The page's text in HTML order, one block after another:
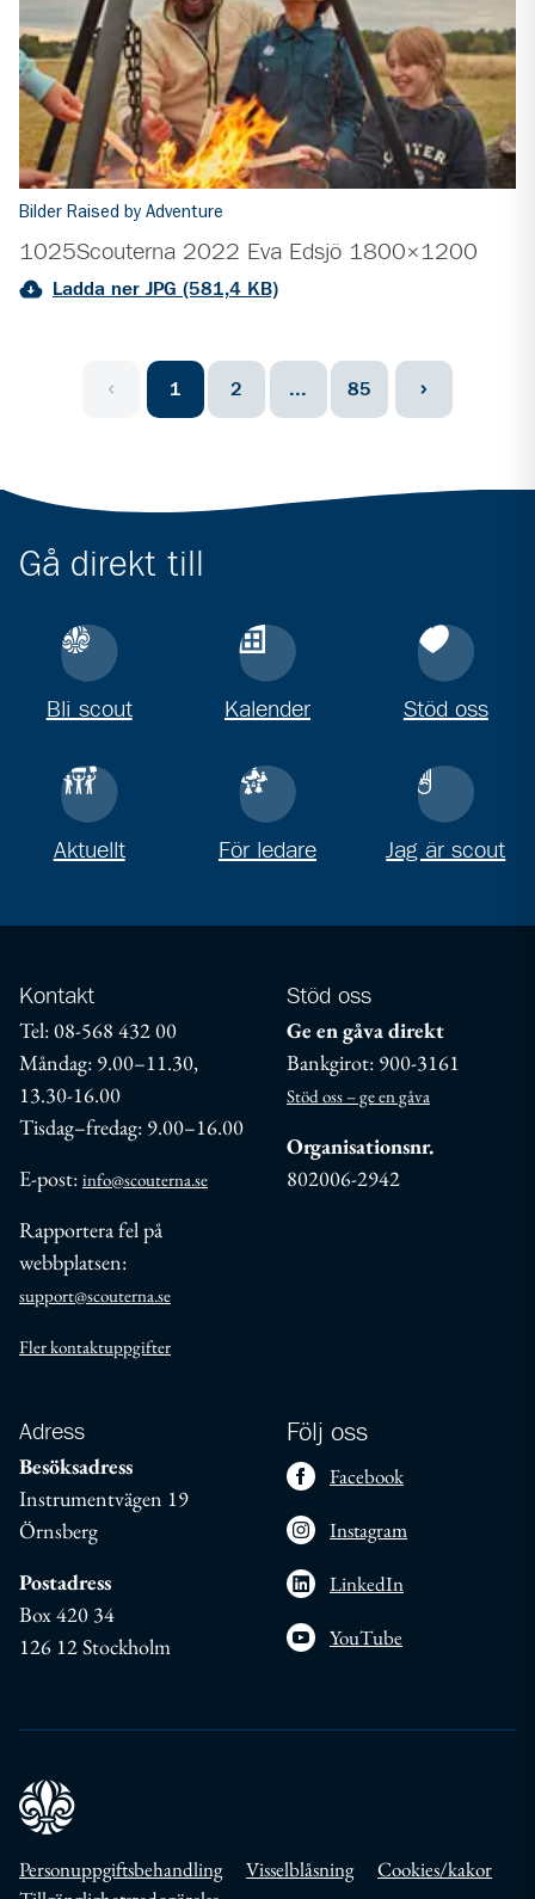
Bilder Raised by Adventure
1025Scouterna 2022 Eva Edsjö 1800×1200
Ladda ner JPG (581,4 KB)
Föregående sida
1 2 ... 85 Nästa sida
Gå direkt till
Bli scout Kalender Stöd oss
Aktuellt För ledare Jag är scout
Kontakt
Tel: 08-568 432 00
Måndag: 9.00–11.30,
13.30-16.00
Tisdag–fredag: 9.00–16.00
E-post: info@scouterna.se
Rapportera fel på
webbplatsen:
support@scouterna.se
Fler kontaktuppgifter
Stöd oss
Ge en gåva direkt
Bankgirot: 900-3161
Stöd oss – ge en gåva
Organisationsnr.
802006-2942
Adress
Besöksadress
Instrumentvägen 19
Örnsberg
Postadress
Box 420 34
126 12 Stockholm
Följ oss
Facebook
Instagram
LinkedIn
YouTube
Personuppgiftsbehandling Visselblåsning
Cookies/kakor